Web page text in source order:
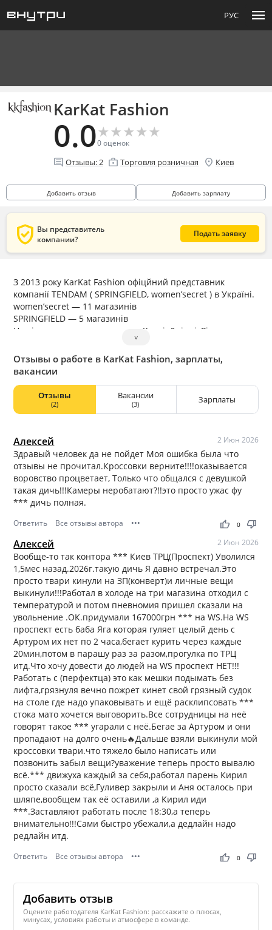
РУС menu
KarKat Fashion
0.0★
★★
★★
★★
★★
★
0оценок
comment Отзывы:2 enterprise Торговля розничная location_on Киев
Добавить отзыв Добавить зарплату
verified_user Вы представитель
компании?
Подать заявку
З 2013 року KarKat Fashion офіцйний представник
компанії TENDAM ( SPRINGFIELD, women’secret ) в Україні.
women’secret — 11 магазинів
SPRINGFIELD — 5 магазинів
Наші магазини знаходяться в: Києві, Дніпрі, Рівному.
Але ми не зупиняємось і плануємо нові відкриття
магазинів в інших містах України.
Більше 1/3 наших покупців являються постійними
магазинах.
˅
Отзывы о работе в KarKat Fashion, зарплаты,
вакансии
Отзывы
(2)
Вакансии
(3) Зарплаты
Алексей 2 Июн 2026
Здравый человек да не пойдет Моя ошибка была что
отзывы не прочитал.Кроссовки верните!!!!оказывается
воровство процветает, Только что общался с девушкой
такая дичь!!!Камеры неробатают?!!это просто ужас фу
*** дичь полная.
Ответить Все отзывы автора ••• thumb_up thumb_down
0
Алексей 2 Июн 2026
Вообще-то так контора *** Киев ТРЦ(Проспект) Уволился
1,5мес назад.2026г.такую дичь Я давно встречал.Это
просто твари кинули на ЗП(конверт)и личные вещи
выкинули!!!Работал в холоде на три магазина отходил с
температурой и потом пневномия пришел сказали на
увольнение .ОК.придумали 167000грн *** на WS.На WS
проспект есть баба Яга которая гуляет целый день с
Артуром их нет по 2 часа,бегает курить через каждые
20мин,потом в парашу раз за разом,прогулка по ТРЦ
итд.Что хочу довести до людей на WS проспект НЕТ!!!
Работать с (перфектца) это как мешки подымать без
лифта,грязнуля вечно пожрет кинет свой грязный судок
на столе где надо упаковывать и ещё расклипсовать ***
стока мато хочется выговорить.Все сотрудницы на неё
говорят такое *** угарали с неё.Бегае за Артуром и они
пропадают на долго очень🔥Дальше взяли выкинули мой
кроссовки твари.что тяжело было написать или
позвонить забыл вещи?уважение теперь просто вывалю
всё.*** движуха каждый за себя,работал парень Кирил
просто сказали всё,Гуливер закрыли и Аня осталось при
шляпе,вообщем так её оставили ,а Кирил иди
***.Заставляют работать после 18:30,а теперь
внимательно!!!Сами быстро убежали,а дедлайн надо
редлайн итд.
Ответить Все отзывы автора ••• thumb_up thumb_down
0
Добавить отзыв
Оцените работодателя KarKat Fashion: расскажите о плюсах,
минусах, условиях работы и атмосфере в команде.